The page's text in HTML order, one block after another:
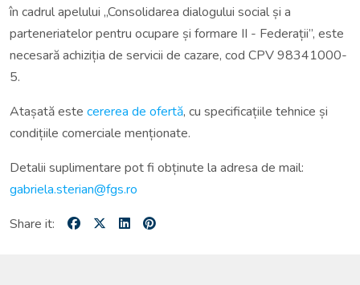
în cadrul apelului „Consolidarea dialogului social și a
parteneriatelor pentru ocupare și formare II - Federații”, este
necesară achiziția de servicii de cazare, cod CPV 98341000-
5.
Atașată este cererea de ofertă, cu specificațiile tehnice și
condițiile comerciale menționate.
Detalii suplimentare pot fi obținute la adresa de mail:
gabriela.sterian@fgs.ro
Share it: